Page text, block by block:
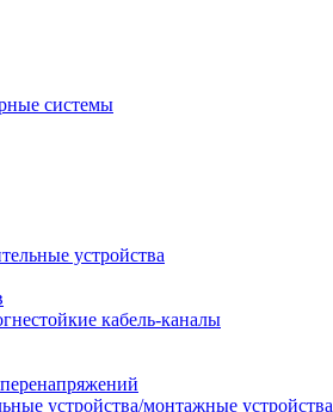
системы
устройства
кабель-каналы
устройства/монтажные устройства